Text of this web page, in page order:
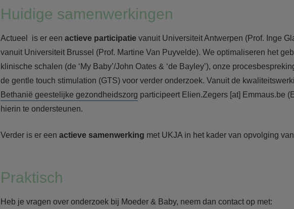
Huidige samenwerkingen
Actueel is er een actieve participatie vanuit Universiteit Antwerpen (Prof. Inge
vanuit Universiteit Brussel (Prof. Martine Van Puyvelde). We optimaliseren het
klinische schalen (de ‘My Baby’/John Oates & ‘de Bayley’), onze
de gentle touch stimulation (GTS) voor verder onderzoek. Vanuit de
Bethanië geestelijke gezondheidszorg participeert Elien.Zegers [at] Emmaus.be
hierin te ondersteunen.
Verder is er een actieve samenwerking met UKJA in het kader van opvolging
Praktisch
Heb je vragen over onderzoek bij Moeder & Baby, neem dan contact op met: